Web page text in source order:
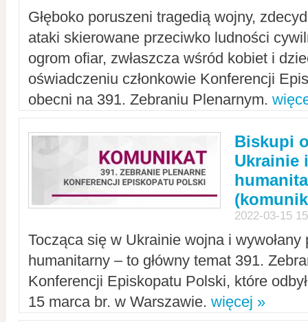
Głęboko poruszeni tragedią wojny,
ataki skierowane przeciwko ludności
ogrom ofiar, zwłaszcza wśród kobiet i
oświadczeniu członkowie Konferencji
obecni na 391. Zebraniu Plenarnym.
Biskupi
Ukrainie
2022-03-15
Tocząca się w Ukrainie wojna i
humanitarny – to główny temat 391.
Konferencji Episkopatu Polski, które
15 marca br. w Warszawie. więcej »